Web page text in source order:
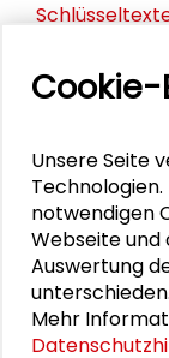
Zusammen
Dialog
Schader-
25. Runder
DOWNLOADS
Unsere Seite
notwendigen
Webseite und
Auswertung
unterschieden.
Mehr